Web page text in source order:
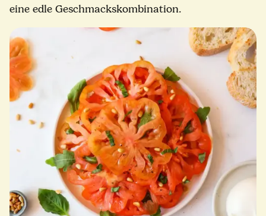
eine edle Geschmackskombination.